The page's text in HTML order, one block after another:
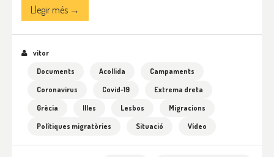
Llegir més →
vitor
Documents
Acollida
Campaments
Coronavirus
Covid-19
Extrema dreta
Grècia
Illes Lesbos
Migracions
Polítiques migratòries
Situació Vídeo